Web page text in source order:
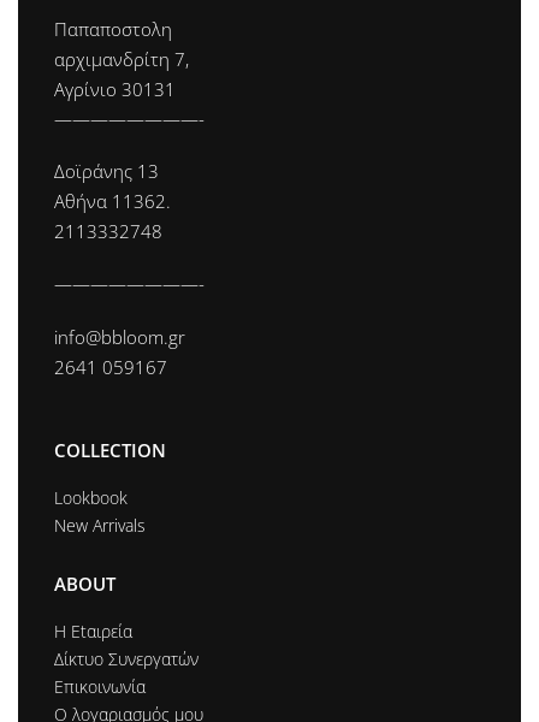
Παπαποστολη
αρχιμανδρίτη 7,
Αγρίνιο 30131
————————-
Δοϊράνης 13
Αθήνα 11362.
2113332748
————————-
info@bbloom.gr
2641 059167
COLLECTION
Lookbook
New Arrivals
ABOUT
Η Εtαιρεία
Δίκτυο Συνεργατών
Επικοινωνία
Ο λογαριασμός μου